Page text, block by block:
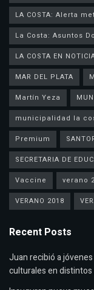
LA COSTA: Alerta
La Costa: Asuntos
LA COSTA EN
MAR DEL PLATA
Martín Yeza
municipalidad la
Premium
SECRETARIA DE
Vaccine
verano
VERANO 2018
Recent Posts
Juan recibió a
culturales en distintos